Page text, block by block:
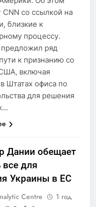
со ссылкой на
близкие к
процессу.
предложил ряд
к признанию со
включая
Штатах офиса по
для решения
Дании обещает
все для
Украины в ЕС
Centre
1 год